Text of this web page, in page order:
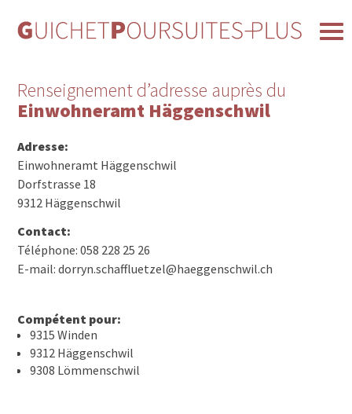
Renseignement d’adresse auprès du
Einwohneramt Häggenschwil
Adresse:
Einwohneramt Häggenschwil
Dorfstrasse 18
9312 Häggenschwil
Contact:
Téléphone: 058 228 25 26
E-mail: dorryn.schaffluetzel@haeggenschwil.ch
Compétent pour:
9315 Winden
9312 Häggenschwil
9308 Lömmenschwil